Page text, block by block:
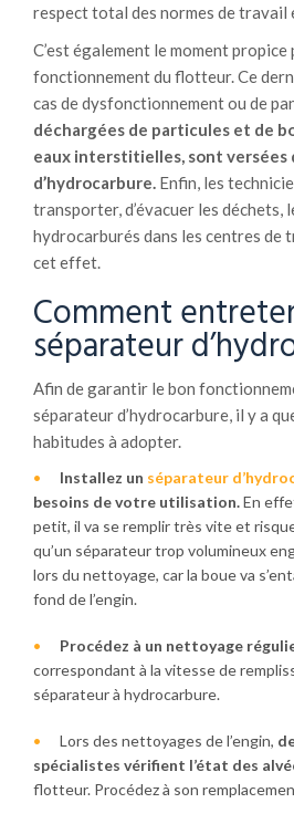
respect total des normes de travail
C’est également le moment
fonctionnement du flotteur. Ce
cas de dysfonctionnement ou de
déchargées de particules et de
eaux interstitielles, sont versées
d’hydrocarbure. Enfin, les
transporter, d’évacuer les déchets,
hydrocarburés dans les centres de
cet effet.
Comment
séparateur
Afin de garantir le bon
séparateur d’hydrocarbure, il y a
habitudes à adopter.
Installez un séparateur
besoins de votre utilisation.En
petit, il va se remplir très vite et
qu’un séparateur trop volumineux
lors du nettoyage, car la boue va
fond de l’engin.
Procédez à un nettoyage
correspondant à la vitesse de
séparateur à hydrocarbure.
Lors des nettoyages de l’engin,
spécialistes vérifient l’état des
flotteur. Procédez à son